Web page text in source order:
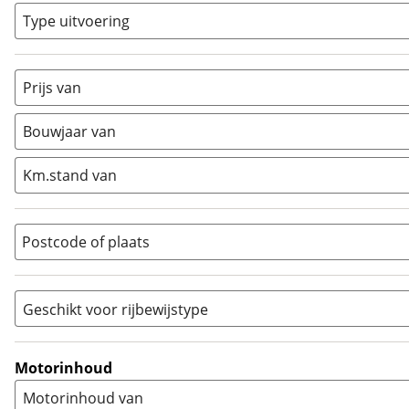
Classic
Crosser (0)
Enduro
Minibike (0)
Motorscooter
Naked
Overig (0)
Racer ( 0)
Sport (0)
Sport Touring
Supermotard (0)
Supersport
Tourer (1)
Type uitvoering
Prijs van
Bouwjaar van
Km.stand van
Postcode of plaats
Geschikt voor rijbewijstype
A (1)
A1 (0)
(
Motorinhoud
Motorinhoud van